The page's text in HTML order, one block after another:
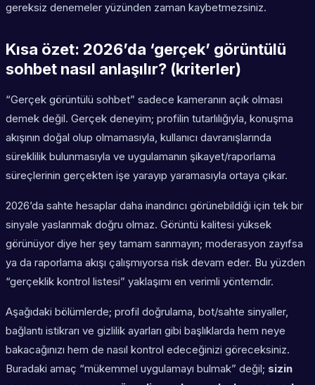
gereksiz denemeler yüzünden zaman kaybetmezsiniz.
Kısa özet: 2026’da ‘gerçek’ görüntülü
sohbet nasıl anlaşılır? (kriterler)
“Gerçek görüntülü sohbet” sadece kameranın açık olması
demek değil. Gerçek deneyim; profilin tutarlılığıyla, konuşma
akışının doğal olup olmamasıyla, kullanıcı davranışlarında
süreklilik bulunmasıyla ve uygulamanın şikayet/raporlama
süreçlerinin gerçekten işe yarayıp yaramasıyla ortaya çıkar.
2026’da sahte hesaplar daha inandırıcı görünebildiği için tek bir
sinyale yaslanmak doğru olmaz. Görüntü kalitesi yüksek
görünüyor diye her şey tamam sanmayın; moderasyon zayıfsa
ya da raporlama akışı çalışmıyorsa risk devam eder. Bu yüzden
“gerçeklik kontrol listesi” yaklaşımı en verimli yöntemdir.
Aşağıdaki bölümlerde; profil doğrulama, bot/sahte sinyaller,
bağlantı istikrarı ve gizlilik ayarları gibi başlıklarda hem neye
bakacağınızı hem de nasıl kontrol edeceğinizi göreceksiniz.
Buradaki amaç “mükemmel uygulamayı bulmak” değil; sizin